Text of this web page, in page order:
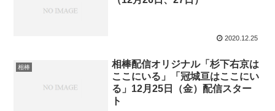
2020.12.25
相棒
相棒配信オリジナル「杉下右京は
ここにいる」「冠城亘はここにい
る」12月25日（金）配信スター
ト